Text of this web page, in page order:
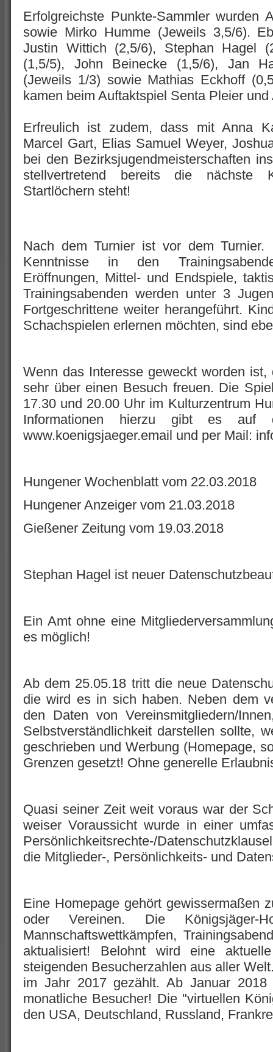
Erfolgreichste Punkte-Sammler wurden
sowie Mirko Humme (Jeweils 3,5/6).
Justin Wittich (2,5/6), Stephan Hagel
(1,5/5), John Beinecke (1,5/6), Jan
(Jeweils 1/3) sowie Mathias Eckhoff
kamen beim Auftaktspiel Senta Pleier und
Erfreulich ist zudem, dass mit Anna
Marcel Gart, Elias Samuel Weyer,
bei den Bezirksjugendmeisterschaften
stellvertretend bereits die nächste
Startlöchern steht!
Nach dem Turnier ist vor dem
Kenntnisse in den
Eröffnungen, Mittel- und Endspiele,
Trainingsabenden werden unter 3
Fortgeschrittene weiter herangeführt.
Schachspielen erlernen möchten, sind
Wenn das Interesse geweckt worden
sehr über einen Besuch freuen. Die
17.30 und 20.00 Uhr im Kulturzentrum
Informationen hierzu gibt es auf
www.koenigsjaeger.email und per Mail:
Hungener Wochenblatt vom 22.03.2018
Hungener Anzeiger vom 21.03.2018
Gießener Zeitung vom 19.03.2018
Stephan Hagel ist neuer
Ein Amt ohne eine
es möglich!
Ab dem 25.05.18 tritt die neue
die wird es in sich haben. Neben dem
den Daten von Vereinsmitgliedern/
Selbstverständlichkeit darstellen sollte,
geschrieben und Werbung (Homepage,
Grenzen gesetzt! Ohne generelle
Quasi seiner Zeit weit voraus war der
weiser Voraussicht wurde in einer
Persönlichkeitsrechte-/
die Mitglieder-, Persönlichkeits- und
Eine Homepage gehört gewissermaßen
oder Vereinen. Die Königsjäger-
Mannschaftswettkämpfen,
aktualisiert! Belohnt wird eine
steigenden Besucherzahlen aus aller
im Jahr 2017 gezählt. Ab Januar
monatliche Besucher! Die "virtuellen
den USA, Deutschland, Russland,